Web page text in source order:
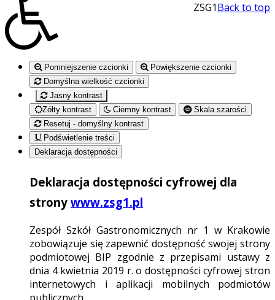
Back to top
ZSG1
Pomniejszenie czcionki
Powiększenie czcionki
Domyślna wielkość czcionki
Jasny kontrast
Zółty kontrast
Ciemny kontrast
Skala szarości
Resetuj - domyślny kontrast
Podświetlenie treści
Deklaracja dostępności
Deklaracja dostępności cyfrowej dla
strony www.zsg1.pl
Zespół Szkół Gastronomicznych nr 1 w Krakowie
zobowiązuje się zapewnić dostępność swojej strony
podmiotowej BIP zgodnie z przepisami ustawy z
dnia 4 kwietnia 2019 r. o dostępności cyfrowej stron
internetowych i aplikacji mobilnych podmiotów